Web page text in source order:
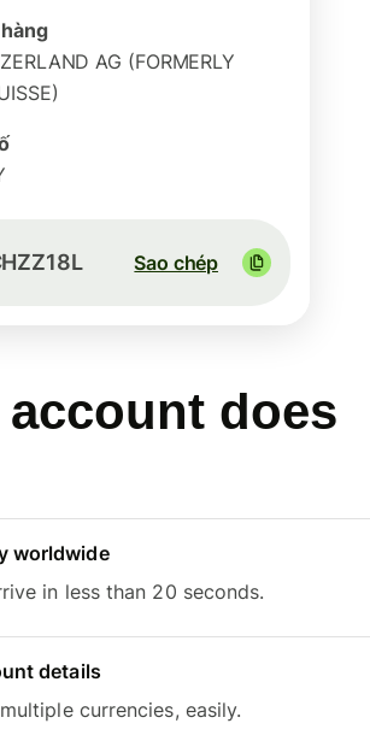
AG (FORMERLY
Sao chép
account does
worldwide
in less than 20 seconds.
details
currencies, easily.